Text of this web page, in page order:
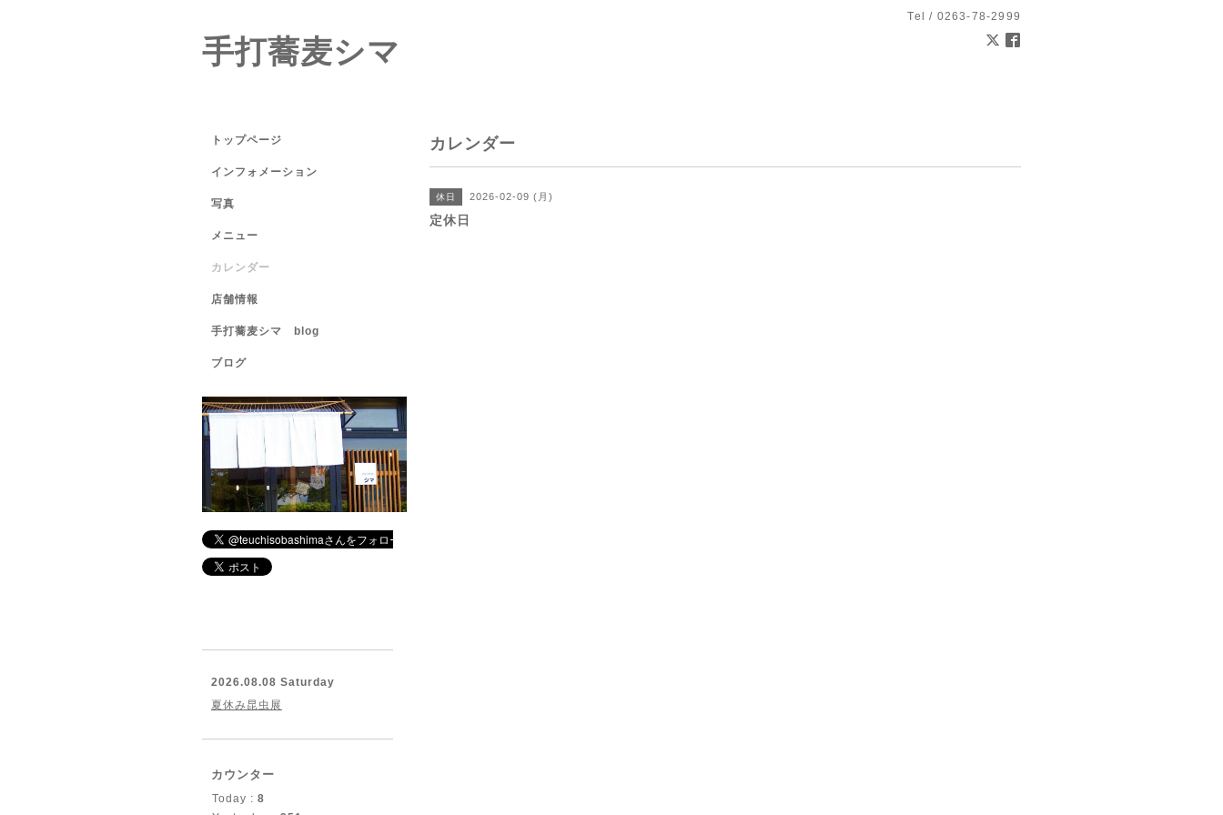
Tel / 0263-78-2999
手打蕎麦シマ
カレンダー
休日 2026-02-09 (月)
定休日
トップページ
インフォメーション
写真
メニュー
カレンダー
店舗情報
手打蕎麦シマ blog
ブログ
2026.08.08 Saturday
夏休み昆虫展
カウンター
Today : 8